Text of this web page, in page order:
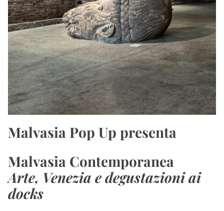
Malvasia Pop Up presenta
Malvasia Contemporanea
Arte, Venezia e degustazioni ai
docks